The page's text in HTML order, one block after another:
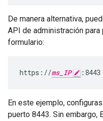
De manera alternativa,
API de administración
formulario:
https://ms_IP :8443
En este ejemplo,
puerto 8443. Sin embargo,